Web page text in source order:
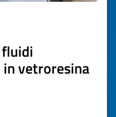
vetroresina